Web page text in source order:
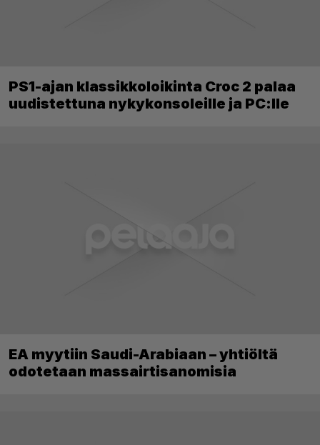
PS1-ajan klassikkoloikinta Croc 2 palaa
uudistettuna nykykonsoleille ja PC:lle
EA myytiin Saudi-Arabiaan – yhtiöltä
odotetaan massairtisanomisia